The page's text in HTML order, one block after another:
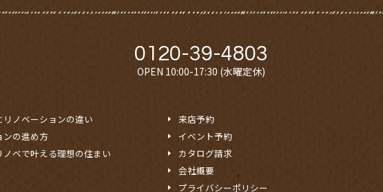
0120-39-4803
OPEN 10:00-17:30 (水曜定休)
リノベーションの違い
ンの進め方
ベで叶える理想の住まい
来店予約
イベント予約
カタログ請求
会社概要
プライバシーポリシー